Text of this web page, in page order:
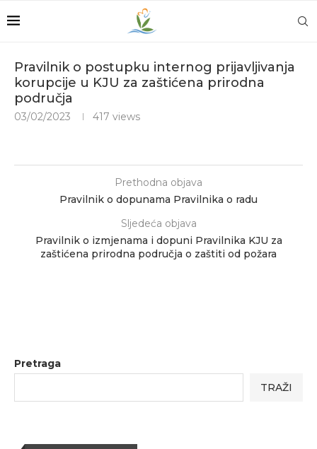
Pravilnik o postupku internog prijavljivanja
korupcije u KJU za zaštićena prirodna
područja
03/02/2023 417 views
Prethodna objava
Pravilnik o dopunama Pravilnika o radu
Sljedeća objava
Pravilnik o izmjenama i dopuni Pravilnika KJU za
zaštićena prirodna područja o zaštiti od požara
Pretraga
TRAŽI